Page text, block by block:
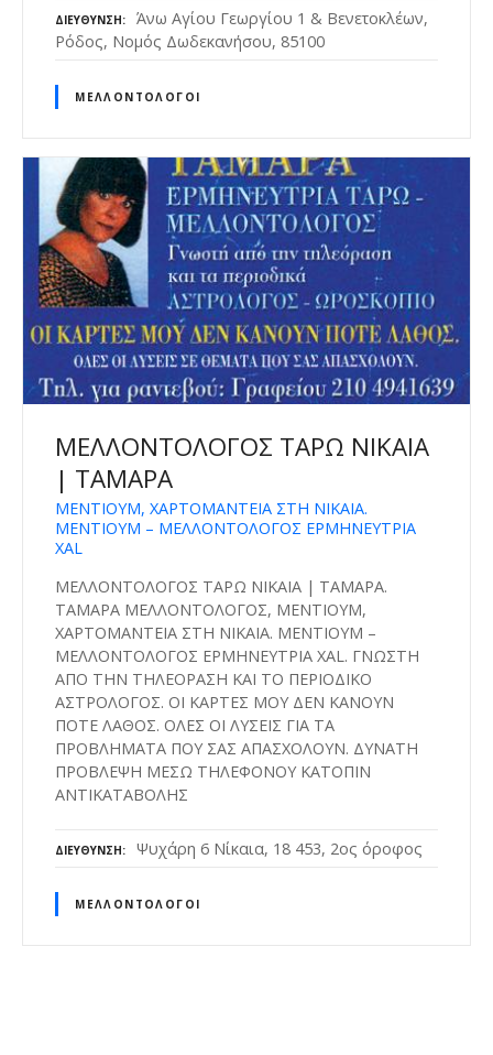
ΔΙΕΎΘΥΝΣΗ
Άνω Αγίου Γεωργίου 1 & Βενετοκλέων,
Ρόδος, Νομός Δωδεκανήσου, 85100
ΜΕΛΛΟΝΤΟΛΌΓΟΙ
ΜΕΛΛΟΝΤΟΛΟΓΟΣ ΤΑΡΩ ΝΙΚΑΙΑ
| ΤΑΜΑΡΑ
ΜΕΝΤΙΟΥΜ, ΧΑΡΤΟΜΑΝΤΕΙΑ ΣΤΗ ΝΙΚΑΙΑ.
ΜΕΝΤΙΟΥΜ – ΜΕΛΛΟΝΤΟΛΟΓΟΣ ΕΡΜΗΝΕΥΤΡΙΑ
XAL
ΜΕΛΛΟΝΤΟΛΟΓΟΣ ΤΑΡΩ ΝΙΚΑΙΑ | ΤΑΜΑΡΑ.
ΤΑΜΑΡΑ ΜΕΛΛΟΝΤΟΛΟΓΟΣ, ΜΕΝΤΙΟΥΜ,
ΧΑΡΤΟΜΑΝΤΕΙΑ ΣΤΗ ΝΙΚΑΙΑ. ΜΕΝΤΙΟΥΜ –
ΜΕΛΛΟΝΤΟΛΟΓΟΣ ΕΡΜΗΝΕΥΤΡΙΑ XAL. ΓΝΩΣΤΗ
ΑΠΟ ΤΗΝ ΤΗΛΕΟΡΑΣΗ ΚΑΙ ΤΟ ΠΕΡΙΟΔΙΚΟ
ΑΣΤΡΟΛΟΓΟΣ. ΟΙ ΚΑΡΤΕΣ ΜΟΥ ΔΕΝ ΚΑΝΟΥΝ
ΠΟΤΕ ΛΑΘΟΣ. ΟΛΕΣ ΟΙ ΛΥΣΕΙΣ ΓΙΑ ΤΑ
ΠΡΟΒΛΗΜΑΤΑ ΠΟΥ ΣΑΣ ΑΠΑΣΧΟΛΟΥΝ. ΔΥΝΑΤΗ
ΠΡΟΒΛΕΨΗ ΜΕΣΩ ΤΗΛΕΦΟΝΟΥ ΚΑΤΟΠΙΝ
ΑΝΤΙΚΑΤΑΒΟΛΗΣ
ΔΙΕΎΘΥΝΣΗ Ψυχάρη 6 Νίκαια, 18 453, 2ος όροφος
ΜΕΛΛΟΝΤΟΛΌΓΟΙ